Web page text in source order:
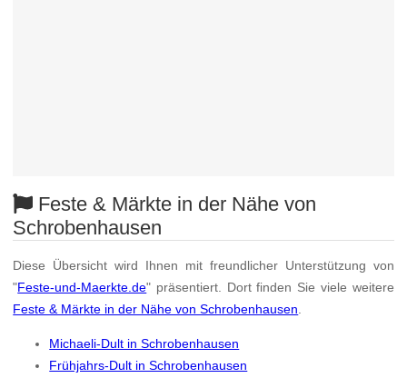
Feste & Märkte in der Nähe von
Schrobenhausen
Diese Übersicht wird Ihnen mit freundlicher Unterstützung von
"Feste-und-Maerkte.de" präsentiert. Dort finden Sie viele weitere
Feste & Märkte in der Nähe von Schrobenhausen
Michaeli-Dult in Schrobenhausen
Frühjahrs-Dult in Schrobenhausen